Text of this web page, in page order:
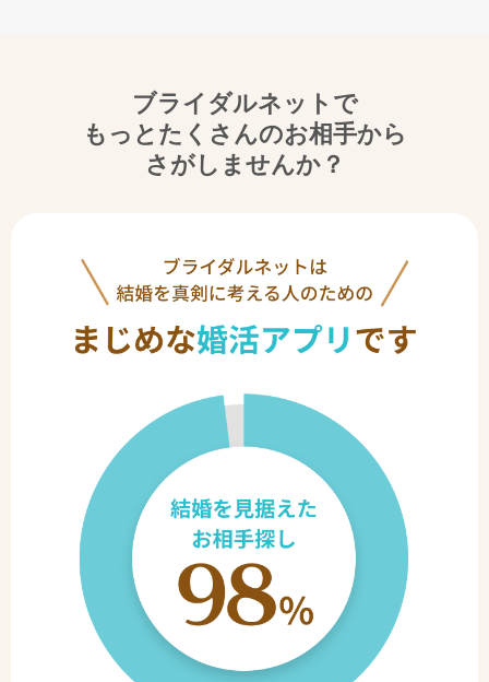
ブライダルネットで
もっとたくさんのお相手から
さがしませんか？